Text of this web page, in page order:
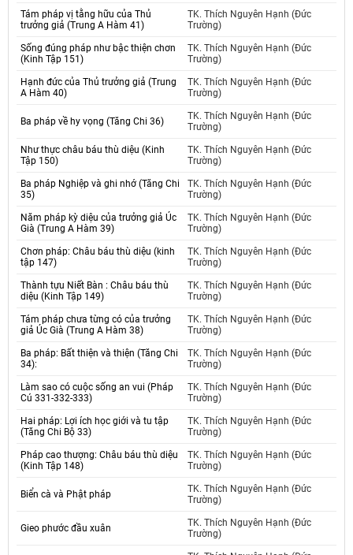
Tám pháp vị tằng hữu của Thủ
trưởng giả (Trung A Hàm 41)
TK. Thích Nguyên Hạnh (Đức
Trường)
Sống đúng pháp như bậc thiện chơn
(Kinh Tập 151)
TK. Thích Nguyên Hạnh (Đức
Trường)
Hạnh đức của Thủ trưởng giả (Trung
A Hàm 40)
TK. Thích Nguyên Hạnh (Đức
Trường)
Ba pháp về hy vọng (Tăng Chi 36)
TK. Thích Nguyên Hạnh (Đức
Trường)
Như thực châu báu thù diệu (Kinh
Tập 150)
TK. Thích Nguyên Hạnh (Đức
Trường)
Ba pháp Nghiệp và ghi nhớ (Tăng Chi
35)
TK. Thích Nguyên Hạnh (Đức
Trường)
Năm pháp kỳ diệu của trưởng giả Úc
Già (Trung A Hàm 39)
TK. Thích Nguyên Hạnh (Đức
Trường)
Chơn pháp: Châu báu thù diệu (kinh
tập 147)
TK. Thích Nguyên Hạnh (Đức
Trường)
Thành tựu Niết Bàn : Châu báu thù
diệu (Kinh Tập 149)
TK. Thích Nguyên Hạnh (Đức
Trường)
Tám pháp chưa từng có của trưởng
giả Úc Già (Trung A Hàm 38)
TK. Thích Nguyên Hạnh (Đức
Trường)
Ba pháp: Bất thiện và thiện (Tăng Chi
34):
TK. Thích Nguyên Hạnh (Đức
Trường)
Làm sao có cuộc sống an vui (Pháp
Cú 331-332-333)
TK. Thích Nguyên Hạnh (Đức
Trường)
Hai pháp: Lợi ích học giới và tu tập
(Tăng Chi Bộ 33)
TK. Thích Nguyên Hạnh (Đức
Trường)
Pháp cao thượng: Châu báu thù diệu
(Kinh Tập 148)
TK. Thích Nguyên Hạnh (Đức
Trường)
Biển cà và Phật pháp
TK. Thích Nguyên Hạnh (Đức
Trường)
Gieo phước đầu xuân
TK. Thích Nguyên Hạnh (Đức
Trường)